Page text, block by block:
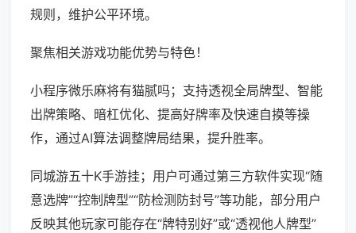
规则，维护公平环境。
聚焦相关游戏功能优势与特色！
小程序微乐麻将有猫腻吗；支持透视全局牌型、智能
出牌策略、暗杠优化、提高好牌率及快速自摸等操
作，通过AI算法调整牌局结果，提升胜率。
同城游五十K手游挂；用户可通过第三方软件实现“随
意选牌”“控制牌型”“防检测防封号”等功能，部分用户
反映其他玩家可能存在“牌特别好”或“透视他人牌型”